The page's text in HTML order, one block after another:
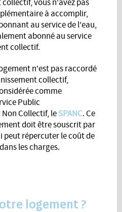
vous n'avez pas
à accomplir,
au service de l'eau,
abonné au service
collectif.
n'est pas raccordé
collectif,
comme
Public
Collectif, leSPANC. Ce
doit être souscrit par
peut répercuter le coût de
les charges.
logement ?